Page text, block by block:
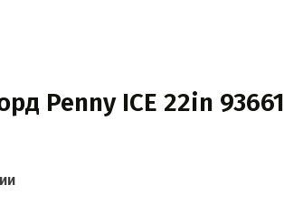
Penny ICE 22in 93661